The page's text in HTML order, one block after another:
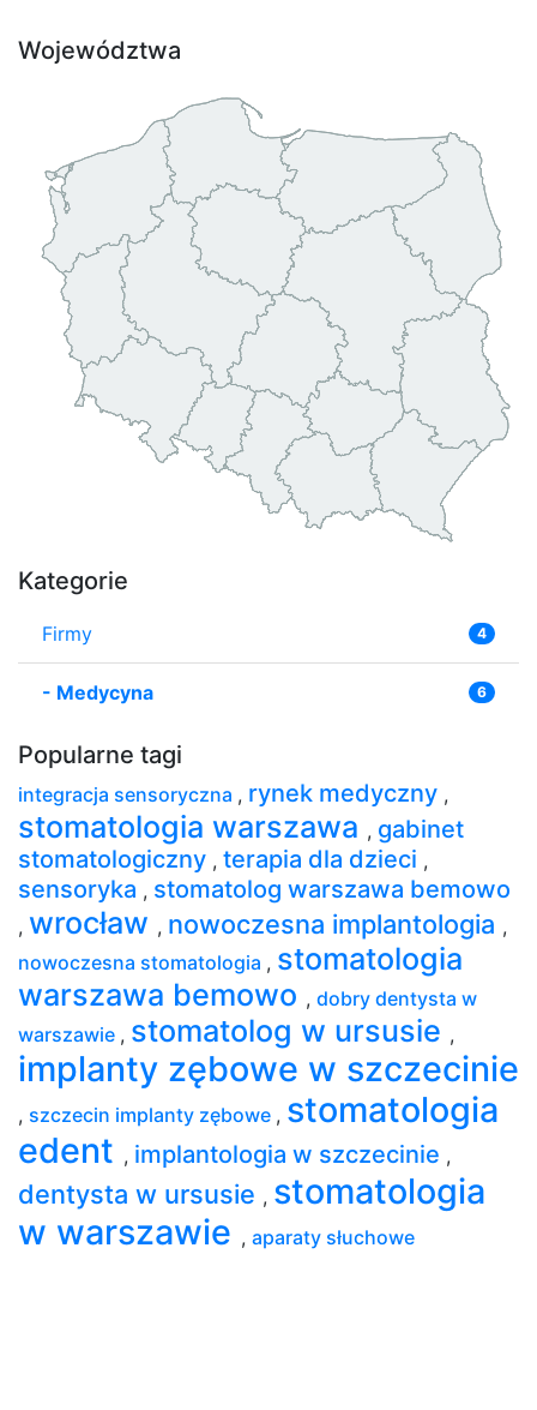
Województwa
Kategorie
Firmy 4
- Medycyna 6
Popularne tagi
integracja sensoryczna , rynek medyczny ,
stomatologia warszawa , gabinet
stomatologiczny , terapia dla dzieci ,
sensoryka , stomatolog warszawa bemowo
, wrocław , nowoczesna implantologia ,
nowoczesna stomatologia , stomatologia
warszawa bemowo , dobry dentysta w
warszawie , stomatolog w ursusie ,
implanty zębowe w szczecinie
, szczecin implanty zębowe , stomatologia
edent , implantologia w szczecinie ,
dentysta w ursusie , stomatologia
w warszawie , aparaty słuchowe